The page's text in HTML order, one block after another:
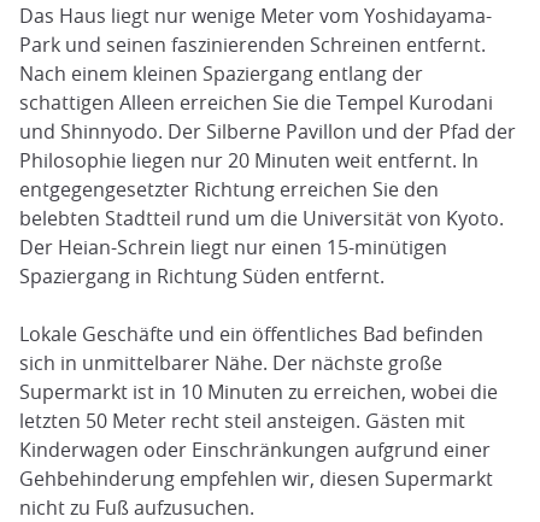
Das Haus liegt nur wenige Meter vom Yoshidayama-
Park und seinen faszinierenden Schreinen entfernt.
Nach einem kleinen Spaziergang entlang der
schattigen Alleen erreichen Sie die Tempel Kurodani
und Shinnyodo. Der Silberne Pavillon und der Pfad der
Philosophie liegen nur 20 Minuten weit entfernt. In
entgegengesetzter Richtung erreichen Sie den
belebten Stadtteil rund um die Universität von Kyoto.
Der Heian-Schrein liegt nur einen 15-minütigen
Spaziergang in Richtung Süden entfernt.
Lokale Geschäfte und ein öffentliches Bad befinden
sich in unmittelbarer Nähe. Der nächste große
Supermarkt ist in 10 Minuten zu erreichen, wobei die
letzten 50 Meter recht steil ansteigen. Gästen mit
Kinderwagen oder Einschränkungen aufgrund einer
Gehbehinderung empfehlen wir, diesen Supermarkt
nicht zu Fuß aufzusuchen.